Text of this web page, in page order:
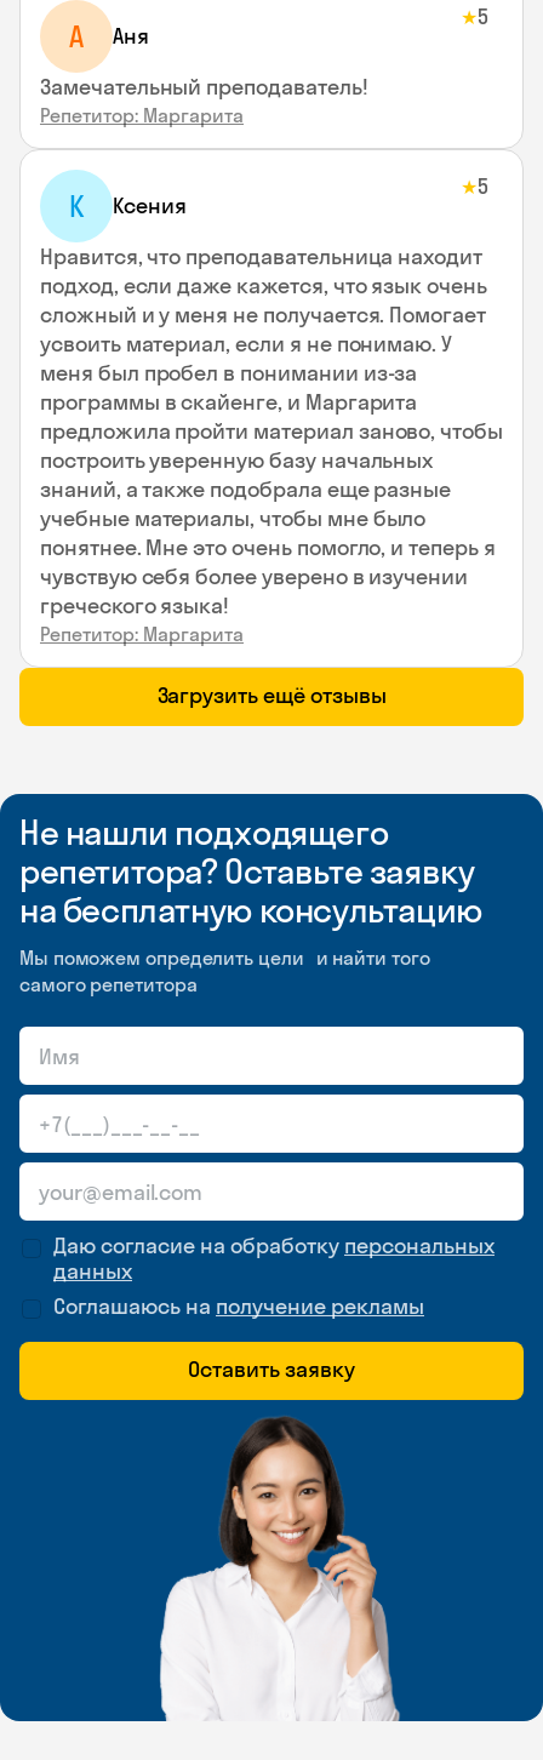
А Аня
★5
Замечательный преподаватель!
Репетитор: Маргарита
К Ксения
★5
Нравится, что преподавательница находит
подход, если даже кажется, что язык очень
сложный и у меня не получается. Помогает
усвоить материал, если я не понимаю. У
меня был пробел в понимании из-за
программы в скайенге, и Маргарита
предложила пройти материал заново, чтобы
построить уверенную базу начальных
знаний, а также подобрала еще разные
учебные материалы, чтобы мне было
понятнее. Мне это очень помогло, и теперь я
чувствую себя более уверено в изучении
греческого языка!
Репетитор: Маргарита
Загрузить ещё отзывы
Не нашли подходящего
репетитора? Оставьте заявку
на бесплатную консультацию
Мы поможем определить цели и найти того
самого репетитора
Даю согласие на обработку персональных
данных
Соглашаюсь на получение рекламы
Оставить заявку